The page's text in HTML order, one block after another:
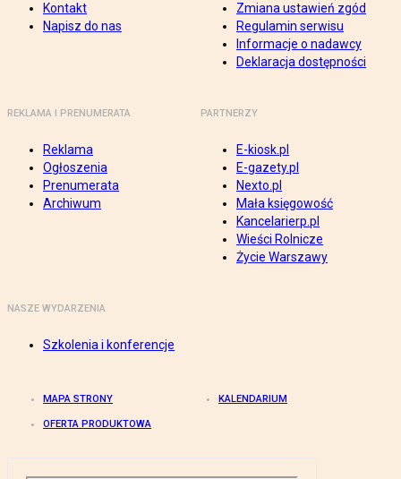
Kontakt
Napisz do nas
Zmiana ustawień zgód
Regulamin serwisu
Informacje o nadawcy
Deklaracja dostępności
REKLAMA I PRENUMERATA
Reklama
Ogłoszenia
Prenumerata
Archiwum
PARTNERZY
E-kiosk.pl
E-gazety.pl
Nexto.pl
Mała księgowość
Kancelarierp.pl
Wieści Rolnicze
Życie Warszawy
NASZE WYDARZENIA
Szkolenia i konferencje
MAPA STRONY KALENDARIUM
OFERTA PRODUKTOWA